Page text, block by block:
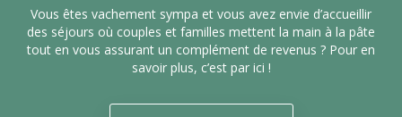
Vous êtes vachement sympa et vous avez envie d’accueillir
des séjours où couples et familles mettent la main à la pâte
tout en vous assurant un complément de revenus ? Pour en
savoir plus, c’est par ici !